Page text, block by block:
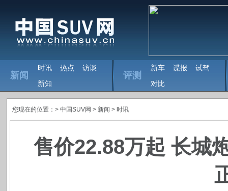
新闻
时讯 热点
访谈
新知
评测
新车 谍报
试驾
对比
您现在的位置：> 中国SUV网 > 新闻 > 时讯
售价22.88万起 长城